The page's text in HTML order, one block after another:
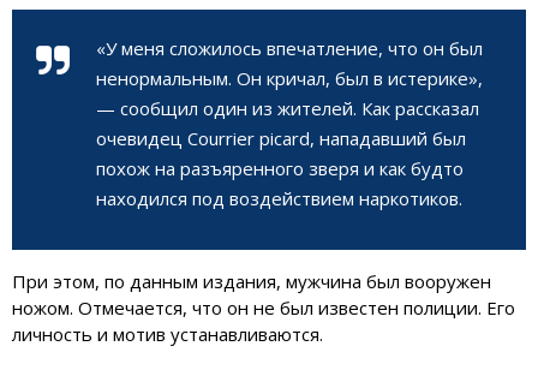
«У меня сложилось впечатление, что он был
ненормальным. Он кричал, был в истерике»,
— сообщил один из жителей. Как рассказал
очевидец Courrier picard, нападавший был
похож на разъяренного зверя и как будто
находился под воздействием наркотиков.
При этом, по данным издания, мужчина был вооружен
ножом. Отмечается, что он не был известен полиции. Его
личность и мотив устанавливаются.